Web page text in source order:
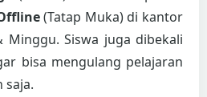
(Tatap Muka) di kantor
Minggu. Siswa juga dibekali
bisa mengulang pelajaran
saja.